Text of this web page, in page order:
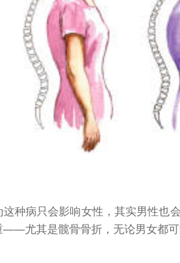
种病只会影响女性，其实男性也
——尤其是髋骨骨折，无论男女都可